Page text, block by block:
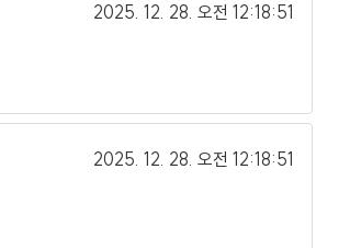
2025. 12. 28. 오전 12:18:51
2025. 12. 28. 오전 12:18:51